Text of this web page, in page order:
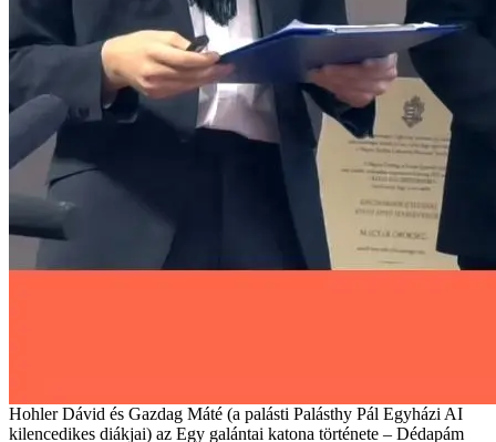
Hohler Dávid és Gazdag Máté (a palásti Palásthy Pál Egyházi AI
kilencedikes diákjai) az Egy galántai katona története – Dédapám